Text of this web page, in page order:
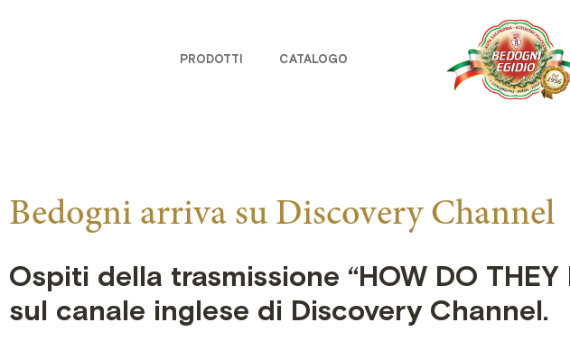
PRODOTTI CATALOGO
Bedogni arriva su Discovery Channel
Ospiti della trasmissione “HOW DO THEY
sul canale inglese di Discovery Channel.